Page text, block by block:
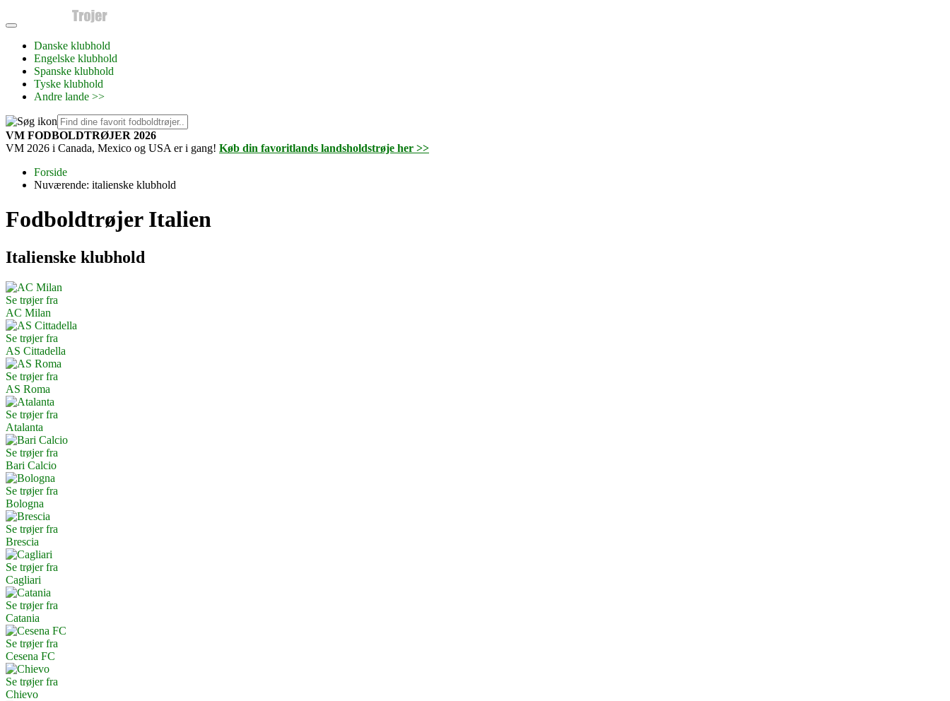
Danske klubhold
Engelske klubhold
Spanske klubhold
Tyske klubhold
Andre lande >>
VM FODBOLDTRØJER 2026
VM 2026 i Canada, Mexico og USA er i gang! Køb din favoritlands landsholdstrøje her >>
Forside
Nuværende: italienske klubhold
Fodboldtrøjer Italien
Italienske klubhold
Se trøjer fra
AC Milan
Se trøjer fra
AS Cittadella
Se trøjer fra
AS Roma
Se trøjer fra
Atalanta
Se trøjer fra
Bari Calcio
Se trøjer fra
Bologna
Se trøjer fra
Brescia
Se trøjer fra
Cagliari
Se trøjer fra
Catania
Se trøjer fra
Cesena FC
Se trøjer fra
Chievo